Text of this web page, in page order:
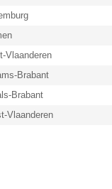
Vlaanderen
Brabant
Brabant
Vlaanderen